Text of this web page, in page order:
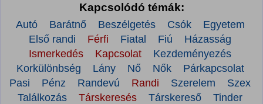
Kapcsolódó témák:
Autó Barátnő Beszélgetés Csók
Egyetem
Első randi
Férfi Fiatal Fiú
Házasság
Ismerkedés
Kapcsolat
Kezdeményezés
Korkülönbség
Lány Nő Nők
Párkapcsolat
Pasi
Pénz Randevú Randi Szerelem
Szex
Találkozás
Társkeresés Társkereső Tinder